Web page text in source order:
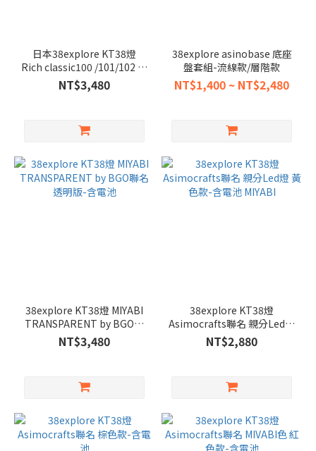
日本38explore KT38燈
Rich classic100 /101/102 黃
銅38燈 含電池
NT$3,480
38explore asinobase 底座
盤套組-流線款/層階款
NT$1,400 ~ NT$2,480
38explore KT38燈 MIYABI
TRANSPARENT by BGO聯
名 透明版-含電池
NT$3,480
38explore KT38燈
Asimocrafts聯名 親分Led燈
黃色款-含電池 MIYABI
NT$2,880